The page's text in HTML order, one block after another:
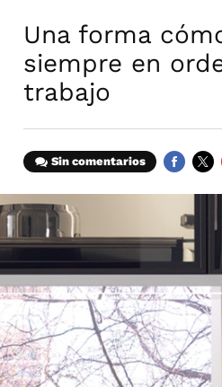
Una forma
siempre en
trabajo
Sin comentarios